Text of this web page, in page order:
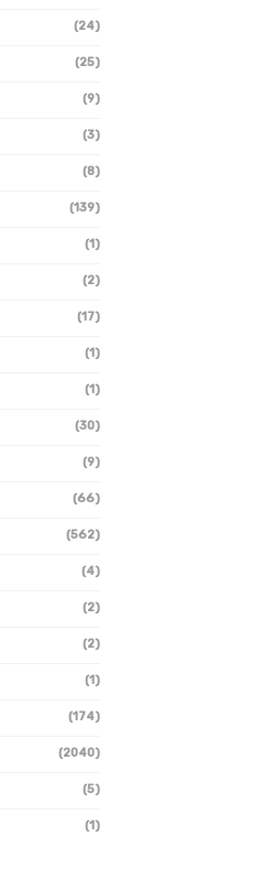
(24)
(25)
(9)
(3)
(8)
(139)
(1)
(2)
(17)
(1)
(1)
(30)
(9)
(66)
(562)
(4)
(2)
(2)
(1)
(174)
(2040)
(5)
(1)